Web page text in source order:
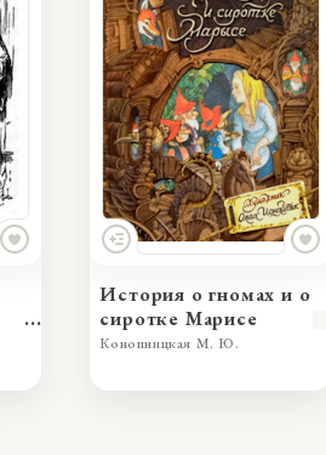
История о гномах и о
сиротке Марисе
Конопницкая М. Ю.